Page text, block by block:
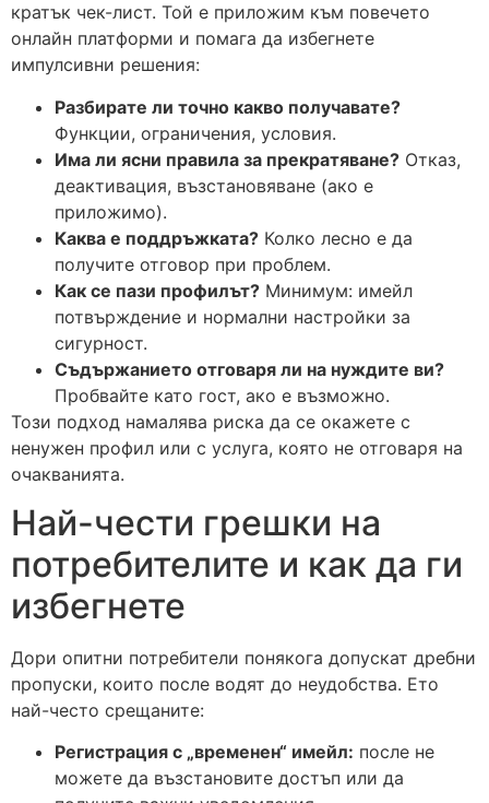
кратък чек-лист. Той е приложим към повечето
онлайн платформи и помага да избегнете
импулсивни решения:
Разбирате ли точно какво получавате?
Функции, ограничения, условия.
Има ли ясни правила за прекратяване? Отказ,
деактивация, възстановяване (ако е
приложимо).
Каква е поддръжката? Колко лесно е да
получите отговор при проблем.
Как се пази профилът? Минимум: имейл
потвърждение и нормални настройки за
сигурност.
Съдържанието отговаря ли на нуждите ви?
Пробвайте като гост, ако е възможно.
Този подход намалява риска да се окажете с
ненужен профил или с услуга, която не отговаря на
очакванията.
Най-чести грешки на
потребителите и как да ги
избегнете
Дори опитни потребители понякога допускат дребни
пропуски, които после водят до неудобства. Ето
най-често срещаните:
Регистрация с „временен“ имейл: после не
можете да възстановите достъп или да